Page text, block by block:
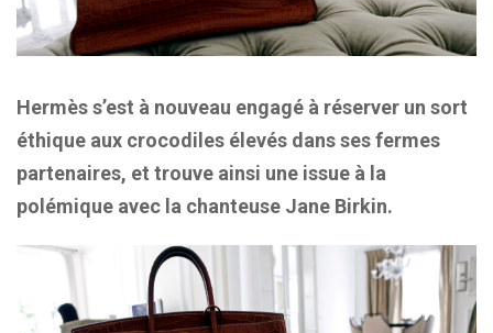
Hermès s’est à nouveau engagé à réserver un sort
éthique aux crocodiles élevés dans ses fermes
partenaires, et trouve ainsi une issue à la
polémique avec la chanteuse Jane Birkin.